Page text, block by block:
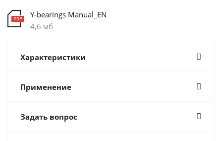
Y-bearings Manual_EN
4,6 мб
Характеристики
Применение
Задать вопрос